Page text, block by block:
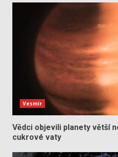
Vesmír
Vědci objevili planety větší
cukrové vaty